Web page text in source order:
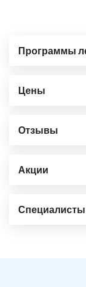
Программы
Цены
Отзывы
Акции
Специалисты